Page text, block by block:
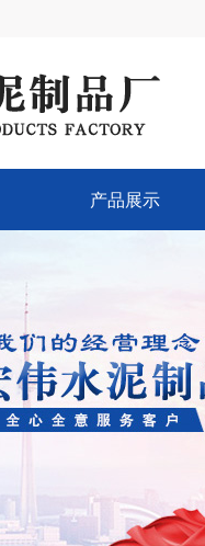
产品展示